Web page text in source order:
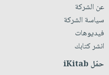
عن الشركة
سياسة الشركة
فيديوهات
انشر كتابك
حمّل iKitab